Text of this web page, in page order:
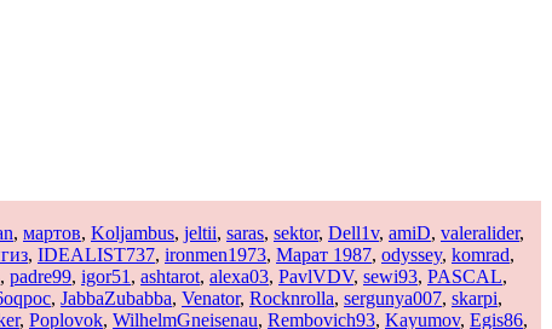
, мартов, Koljambus, jeltii, saras, sektor, Dell1v, amiD, valeralider,
, IDEALIST737, ironmen1973, Марат 1987, odyssey, komrad,
, padre99, igor51 , ashtarot, alexa03, PavlVDV, sewi93, PASCAL,
, JabbaZubabba, Venator, Rocknrolla, sergunya007, skarpi,
, Poplovok, WilhelmGneisenau, Rembovich93, Kayumov, Egis86,